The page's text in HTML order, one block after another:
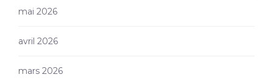
mai 2026
avril 2026
mars 2026